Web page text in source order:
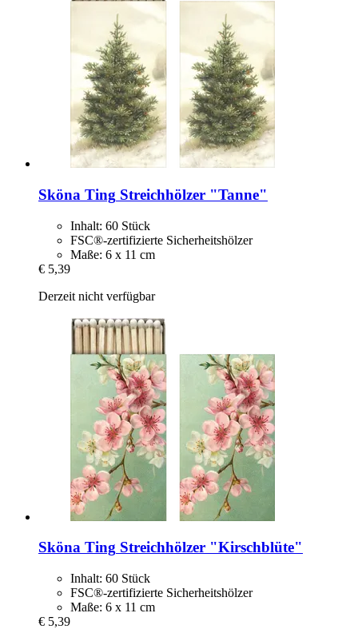
Sköna Ting Streichhölzer "Tanne"
Inhalt: 60 Stück
FSC®-zertifizierte Sicherheitshölzer
Maße: 6 x 11 cm
€ 5,39
Derzeit nicht verfügbar
Sköna Ting Streichhölzer "Kirschblüte"
Inhalt: 60 Stück
FSC®-zertifizierte Sicherheitshölzer
Maße: 6 x 11 cm
€ 5,39